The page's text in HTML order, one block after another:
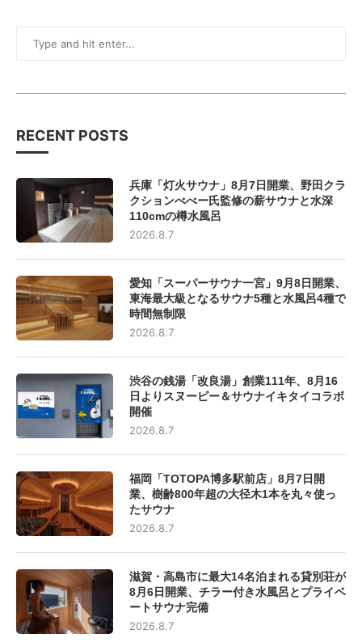
RECENT POSTS
兵庫「灯火サウナ」8月7日開業、野田クラ
クションべべー氏監修の薪サウナと水深
110cmの樽水風呂
2026.8.7
愛知「スーパーサウナ一宮」9月8日開業、
東海最大級となるサウナ5種と水風呂4種で
時間無制限
2026.8.7
渋谷の銭湯「改良湯」創業111年、8月16
日よりスヌーピー＆サウナイキタイコラボ
開催
2026.8.7
福岡「TOTOPA博多駅前店」8月7日開
業、樹齢800年超の大径木1本を丸々使っ
たサウナ
2026.8.7
滋賀・高島市に最大14名泊まれる貸別荘が
8月6日開業、チラー付き水風呂とプライベ
ートサウナ完備
2026.8.7